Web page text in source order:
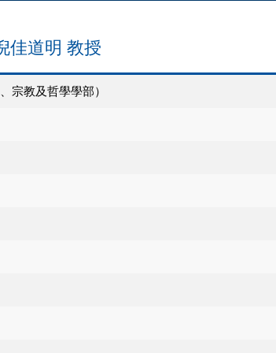
佳道明 教授
宗教及哲學學部）